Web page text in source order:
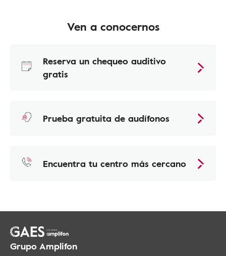
Ven a conocernos
Reserva un chequeo auditivo
gratis
Prueba gratuita de audífonos
Encuentra tu centro más cercano
Grupo Amplifon